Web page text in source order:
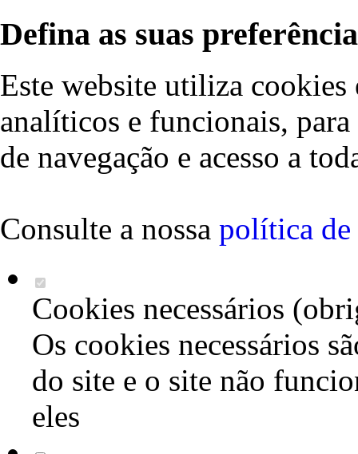
Defina as suas
Este website utiliza cookies
analíticos e funcionais,
de navegação e acesso a
Consulte a nossa política de
Cookies necessários
Os cookies necessários
do site e o site não
eles